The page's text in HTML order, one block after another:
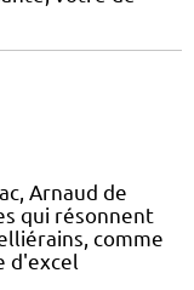
Arnaud de
qui résonnent
comme
d'excel